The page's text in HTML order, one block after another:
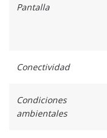
Pantalla
Conectividad
Condiciones
ambientales